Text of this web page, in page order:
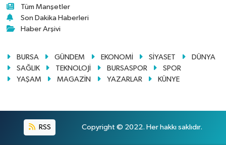
Tüm Manşetler
Son Dakika Haberleri
Haber Arşivi
BURSA GÜNDEM EKONOMİ SİYASET
DÜNYA
SAĞLIK
TEKNOLOJİ BURSASPOR
SPOR
YAŞAM
MAGAZİN YAZARLAR KÜNYE
RSS Copyright © 2022. Her hakkı saklıdır.